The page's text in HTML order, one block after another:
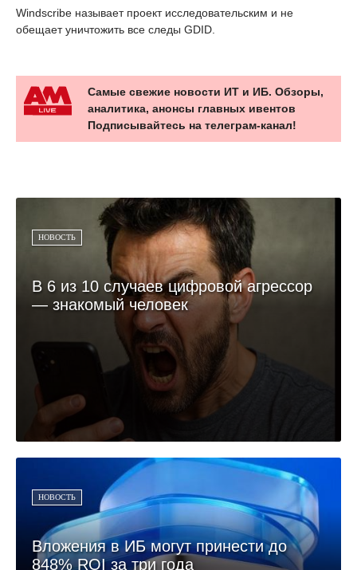
Windscribe называет проект исследовательским и не
обещает уничтожить все следы GDID.
Самые свежие новости ИТ и ИБ. Обзоры,
аналитика, анонсы главных ивентов
Подписывайтесь на телеграм-канал!
НОВОСТЬ
В 6 из 10 случаев цифровой агрессор
— знакомый человек
НОВОСТЬ
Вложения в ИБ могут принести до
848% ROI за три года